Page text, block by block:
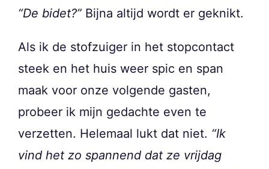
“De bidet?” Bijna altijd wordt er geknikt.
Als ik de stofzuiger in het stopcontact
steek en het huis weer spic en span
maak voor onze volgende gasten,
probeer ik mijn gedachte even te
verzetten. Helemaal lukt dat niet. “Ik
vind het zo spannend dat ze vrijdag